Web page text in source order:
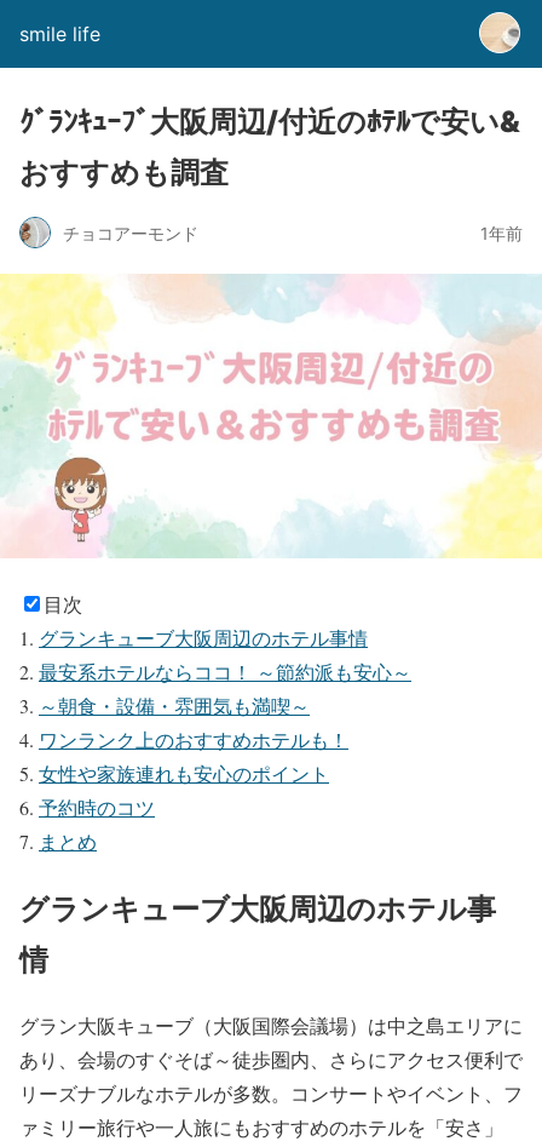
smile life
ｸﾞﾗﾝｷｭｰﾌﾞ大阪周辺/付近のﾎﾃﾙで安い&
おすすめも調査
チョコアーモンド 1年前
目次
グランキューブ大阪周辺のホテル事情
最安系ホテルならココ！ ～節約派も安心～
～朝食・設備・雰囲気も満喫～
ワンランク上のおすすめホテルも！
女性や家族連れも安心のポイント
予約時のコツ
まとめ
グランキューブ大阪周辺のホテル事
情
グラン大阪キューブ（大阪国際会議場）は中之島エリアに
あり、会場のすぐそば～徒歩圏内、さらにアクセス便利で
リーズナブルなホテルが多数。コンサートやイベント、フ
ァミリー旅行や一人旅にもおすすめのホテルを「安さ」